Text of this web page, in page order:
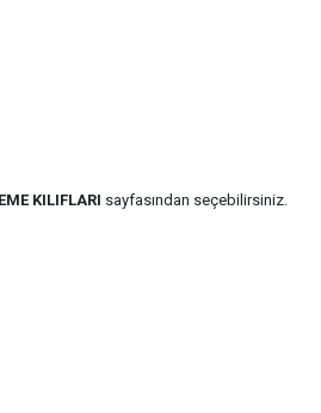
KILIFLARI sayfasından seçebilirsiniz.